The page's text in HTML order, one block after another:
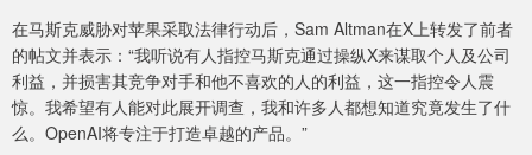
在马斯克威胁对苹果采取法律行动后，Sam Altman在X上转发了前者
的帖文并表示：“我听说有人指控马斯克通过操纵X来谋取个人及公司
利益，并损害其竞争对手和他不喜欢的人的利益，这一指控令人震
惊。我希望有人能对此展开调查，我和许多人都想知道究竟发生了什
么。OpenAI将专注于打造卓越的产品。”